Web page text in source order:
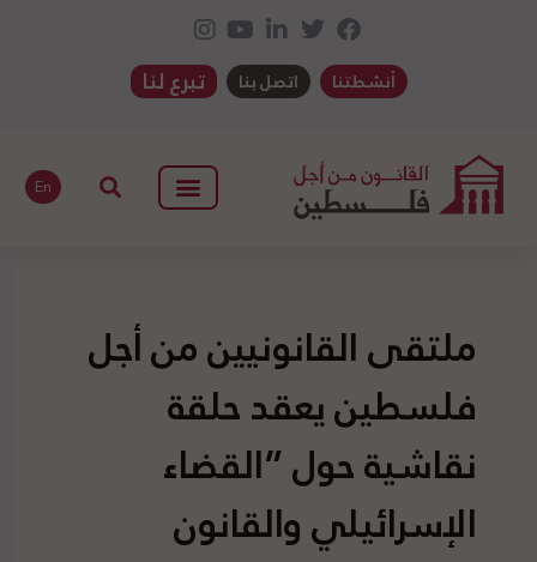
أنشطتنا اتصل بنا تبرع لنا
En
ملتقى القانونيين من أجل
فلسطين يعقد حلقة
نقاشية حول ”القضاء
الإسرائيلي والقانون